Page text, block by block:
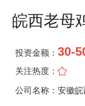
皖西老母
投资金额： 30-
关注热度：
公司名称：安徽